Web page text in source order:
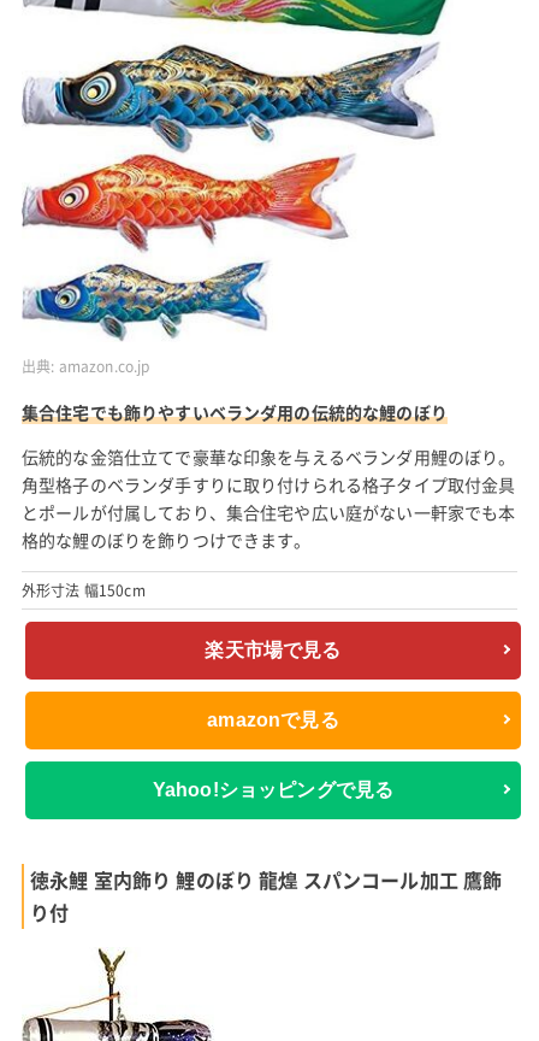
出典: amazon.co.jp
集合住宅でも飾りやすいベランダ用の伝統的な鯉のぼり
伝統的な金箔仕立てで豪華な印象を与えるベランダ用鯉のぼり。
角型格子のベランダ手すりに取り付けられる格子タイプ取付金具
とポールが付属しており、集合住宅や広い庭がない一軒家でも本
格的な鯉のぼりを飾りつけできます。
外形寸法 幅150cm
楽天市場で見る
amazonで見る
Yahoo!ショッピングで見る
徳永鯉 室内飾り 鯉のぼり 龍煌 スパンコール加工 鷹飾
り付